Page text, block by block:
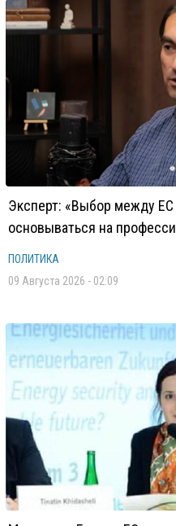
Эксперт: «Выбор между
основываться на
ПОЛИТИКА
09 Августа 2026 - 02:09